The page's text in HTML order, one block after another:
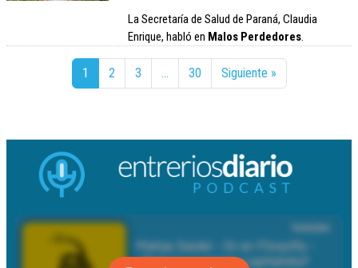
La Secretaría de Salud de Paraná, Claudia
Enrique, habló en Malos Perdedores.
1 2 3 … 30 Siguiente »